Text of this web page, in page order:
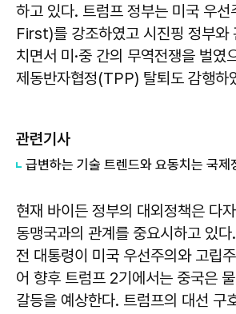
하고 있다. 트럼프 정부는 미국 우
First)를 강조하였고 시진핑 정부와
치면서 미·중 간의 무역전쟁을 벌였
제동반자협정(TPP) 탈퇴도 감행하
관련기사
현재 바이든 정부의 대외정책은 다
동맹국과의 관계를 중요시하고 있
전 대통령이 미국 우선주의와 고립
어 향후 트럼프 2기에서는 중국은
갈등을 예상한다. 트럼프의 대선 구